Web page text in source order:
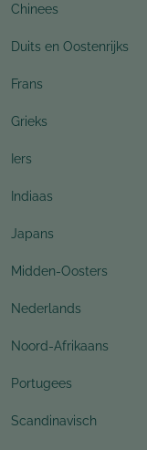
Chinees
Duits en Oostenrijks
Frans
Grieks
Iers
Indiaas
Japans
Midden-Oosters
Nederlands
Noord-Afrikaans
Portugees
Scandinavisch